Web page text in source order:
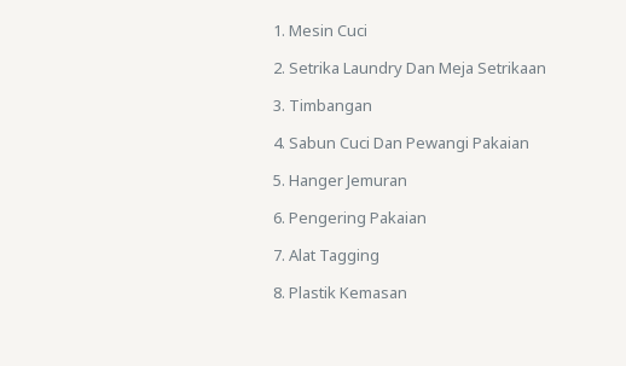
Mesin Cuci
Setrika Laundry Dan Meja Setrikaan
Timbangan
Sabun Cuci Dan Pewangi Pakaian
Hanger Jemuran
Pengering Pakaian
Alat Tagging
Plastik Kemasan